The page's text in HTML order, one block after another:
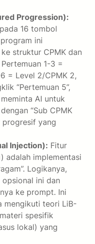
Progression):
16 tombol
ini
struktur CPMK dan
1-3 =
= Level 2/CPMK 2,
“Pertemuan 5”,
AI untuk
“Sub CPMK
progresif yang
Injection): Fitur
adalah implementasi
Logikanya,
ini dan
ke prompt. Ini
mengikuti teori LiB-
spesifik
lokal) yang